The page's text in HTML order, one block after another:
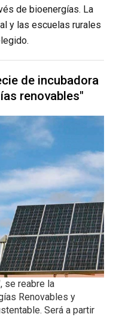
de bioenergías. La
y las escuelas rurales
de incubadora
renovables"
se reabre la
Renovables y
Será a partir